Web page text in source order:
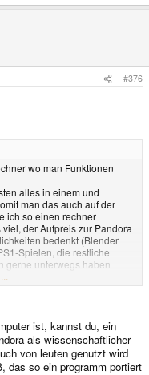
#376
wo man Funktionen
alles in einem und
man das auch auf der
ich so einen rechner
der Aufpreis zur Pandora
bedenkt (Blender
Spielen, die restliche
gerne unterwegs haben
versagte).<br/>
ist, kannst du, ein
als wissenschaftlicher
von leuten genutzt wird
das so ein programm portiert